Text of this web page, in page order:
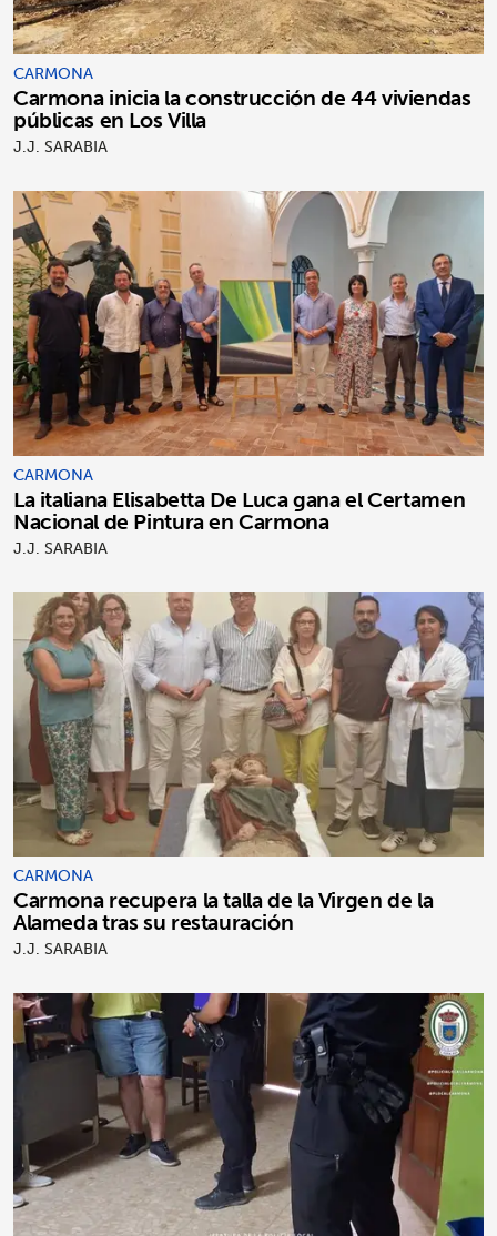
CARMONA
Carmona inicia la construcción de 44 viviendas
públicas en Los Villa
J.J. SARABIA
CARMONA
La italiana Elisabetta De Luca gana el Certamen
Nacional de Pintura en Carmona
J.J. SARABIA
CARMONA
Carmona recupera la talla de la Virgen de la
Alameda tras su restauración
J.J. SARABIA